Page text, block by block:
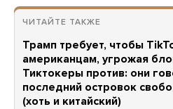
ЧИТАЙТЕ ТАКЖЕ
Трамп требует, чтобы
американцам, угрожая
Тиктокеры против: они
последний островок
(хоть и китайский)